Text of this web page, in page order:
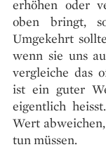
erhöhen oder
oben bringt,
Umgekehrt
wenn sie uns
vergleiche das
ist ein guter
eigentlich
Wert
tun müssen.